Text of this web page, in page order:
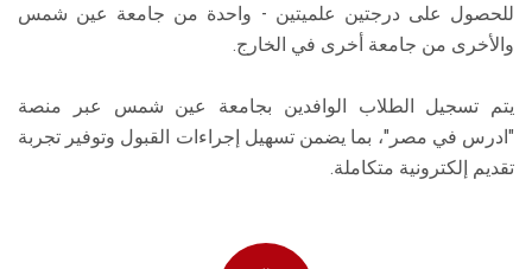
للحصول على درجتين علميتين - واحدة من جامعة عين شمس
والأخرى من جامعة أخرى في الخارج.
يتم تسجيل الطلاب الوافدين بجامعة عين شمس عبر منصة
"ادرس في مصر"، بما يضمن تسهيل إجراءات القبول وتوفير تجربة
تقديم إلكترونية متكاملة.